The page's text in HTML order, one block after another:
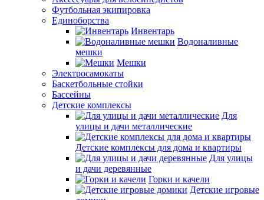
Футбольная экипировка
Единоборства
Инвентарь
Водоналивные
мешки
Мешки
Электросамокаты
Баскетбольные стойки
Бассейны
Детские комплексы
Для
улицы и дачи металлические
Детские комплексы для дома и квартиры
Для улицы
и дачи деревянные
Горки и качели
Детские игровые